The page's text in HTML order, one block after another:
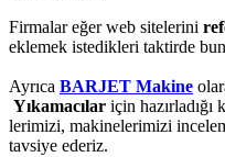
Firmalar eğer web sitelerini
eklemek istedikleri taktirde
Ayrıca BARJET Makine
Yıkamacılar için
lerimizi, makinelerimizi
tavsiye ederiz.